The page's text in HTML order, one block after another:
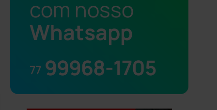
com nosso
Whatsapp
77 99968-1705